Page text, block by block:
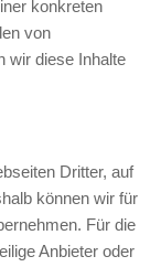
konkreten
von
wir diese Inhalte
Dritter, auf
können wir für
Für die
Anbieter oder